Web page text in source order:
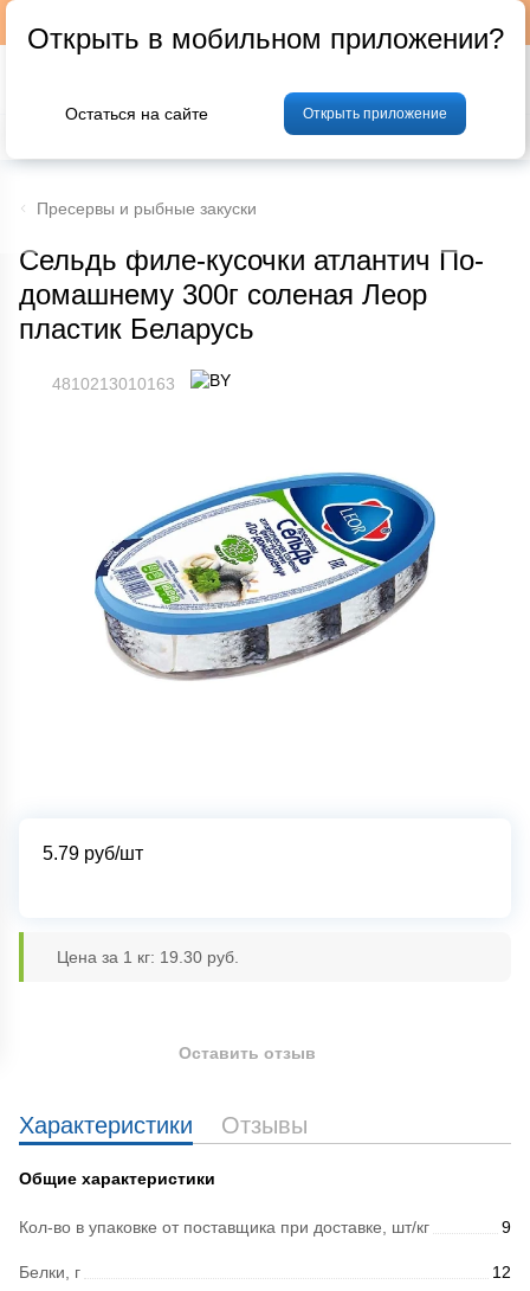
Фрукты и овощи Мясо Птица
Пресервы и рыбные закуски
Сельдь филе-кусочки атлантич По-
домашнему 300г соленая Леор
пластик Беларусь
4810213010163
5.79 руб/шт
Цена за 1 кг: 19.30 руб.
Характеристики Отзывы
Общие характеристики
Кол-во в упаковке от поставщика при доставке, шт/кг 9
Белки, г 12
Оставить отзыв
Открыть в мобильном приложении?
Остаться на сайте Открыть приложение